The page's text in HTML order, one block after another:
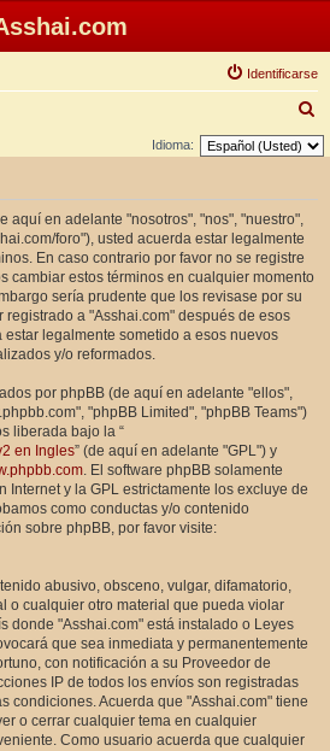
Identificarse
u
Idioma:
aquí en adelante "nosotros", "nos", "nuestro",
foro"), usted acuerda estar legalmente
En caso contrario por favor no se registre
cambiar estos términos en cualquier momento
sería prudente que los revisase por su
a "Asshai.com" después de esos
legalmente sometido a esos nuevos
y/o reformados.
por phpBB (de aquí en adelante "ellos",
"phpBB Limited", "phpBB Teams")
liberada bajo la “
en Ingles” (de aquí en adelante "GPL") y
. El software phpBB solamente
Internet y la GPL estrictamente los excluye de
como conductas y/o contenido
sobre phpBB, por favor visite:
abusivo, obsceno, vulgar, difamatorio,
o cualquier otro material que pueda violar
donde "Asshai.com" está instalado o Leyes
que sea inmediata y permanentemente
con notificación a su Proveedor de
IP de todos los envíos son registradas
condiciones. Acuerda que "Asshai.com" tiene
o cerrar cualquier tema en cualquier
Como usuario acuerda que cualquier